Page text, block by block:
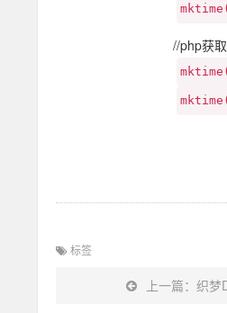
//php获
标签
上一篇：织